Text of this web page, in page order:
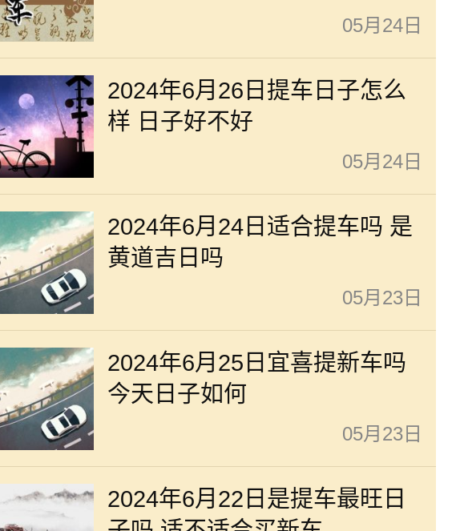
05月24日
2024年6月26日提车日子怎么
样 日子好不好
05月24日
2024年6月24日适合提车吗 是
黄道吉日吗
05月23日
2024年6月25日宜喜提新车吗
今天日子如何
05月23日
2024年6月22日是提车最旺日